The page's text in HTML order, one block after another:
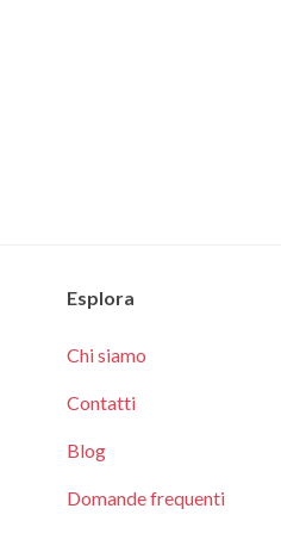
Esplora
Chi siamo
Contatti
Blog
Domande frequenti